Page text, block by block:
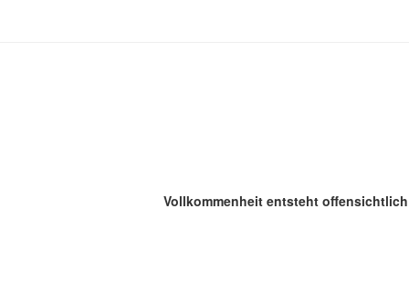
Vollkommenheit entsteht